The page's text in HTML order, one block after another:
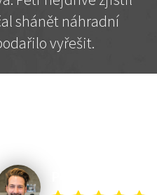
shánět náhradní
vyřešit.